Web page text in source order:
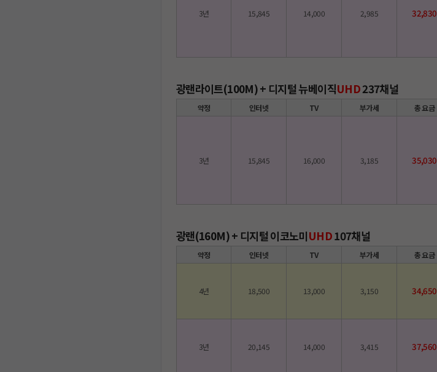
3년 15,845 14,000 2,985 32,830
광랜라이트(100M) + 디지털 뉴베이직UHD237채널
약정 인터넷 TV 부가세 총 요금
3년 15,845 16,000 3,185 35,030
광랜(160M) + 디지털 이코노미UHD107채널
약정 인터넷 TV 부가세 총 요금
4년 18,500 13,000 3,150 34,650
3년 20,145 14,000 3,415 37,560